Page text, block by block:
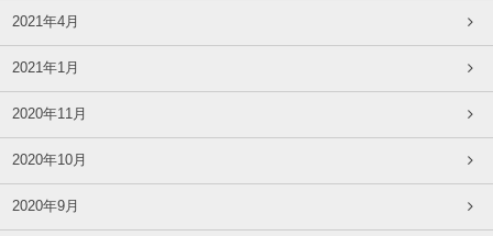
2021年4月
2021年1月
2020年11月
2020年10月
2020年9月